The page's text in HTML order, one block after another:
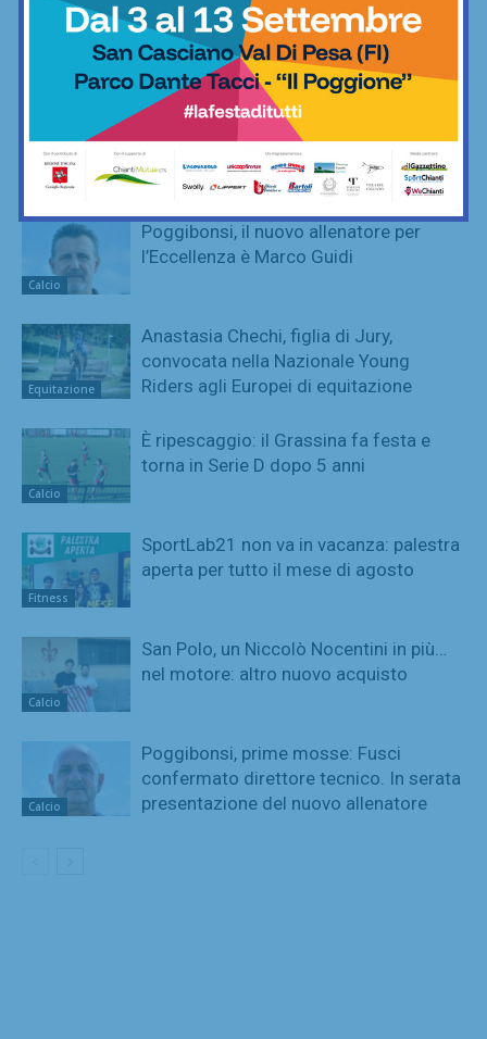
Poggibonsi al lavoro, tra conferme,
ritorni e volti nuovi
Calcio
Adesso è proprio ufficiale: il Grassina
giocherà in Serie D nella prossima
stagione
Calcio
Poggibonsi, il nuovo allenatore per
l’Eccellenza è Marco Guidi
Equitazione
Anastasia Chechi, figlia di Jury,
convocata nella Nazionale Young
Riders agli Europei di equitazione
Calcio
È ripescaggio: il Grassina fa festa e
torna in Serie D dopo 5 anni
Fitness
SportLab21 non va in vacanza: palestra
aperta per tutto il mese di agosto
Calcio
San Polo, un Niccolò Nocentini in più…
nel motore: altro nuovo acquisto
Calcio
Poggibonsi, prime mosse: Fusci
confermato direttore tecnico. In serata
presentazione del nuovo allenatore